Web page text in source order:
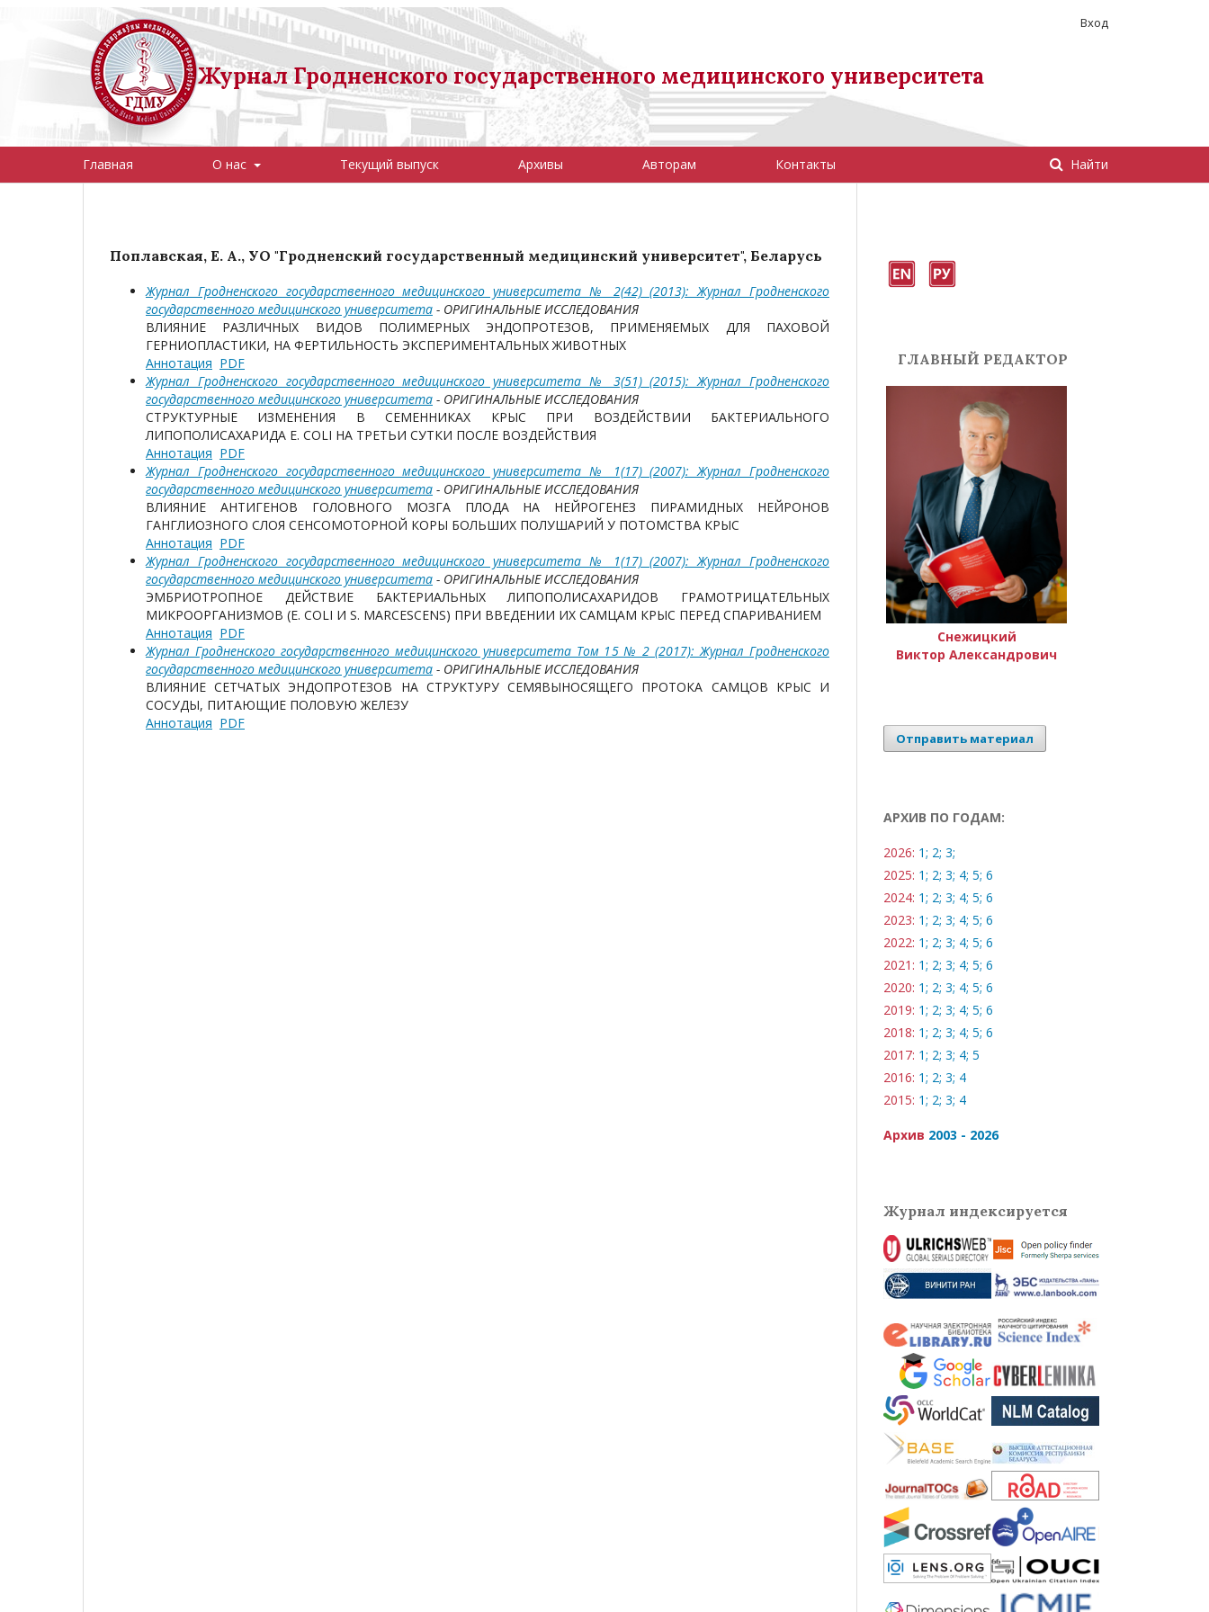
Журнал Гродненского государственного медицинского университета
Главная О нас Текущий выпуск Архивы Авторам Контакты Найти
Вход
Поплавская, Е. А., УО "Гродненский государственный медицинский университет", Беларусь
Журнал Гродненского государственного медицинского университета № 2(42) (2013): Журнал Гродненского
государственного медицинского университета - ОРИГИНАЛЬНЫЕ ИССЛЕДОВАНИЯ
ВЛИЯНИЕ РАЗЛИЧНЫХ ВИДОВ ПОЛИМЕРНЫХ ЭНДОПРОТЕЗОВ, ПРИМЕНЯЕМЫХ ДЛЯ ПАХОВОЙ
ГЕРНИОПЛАСТИКИ, НА ФЕРТИЛЬНОСТЬ ЭКСПЕРИМЕНТАЛЬНЫХ ЖИВОТНЫХ
Аннотация PDF
Журнал Гродненского государственного медицинского университета № 3(51) (2015): Журнал Гродненского
государственного медицинского университета - ОРИГИНАЛЬНЫЕ ИССЛЕДОВАНИЯ
СТРУКТУРНЫЕ ИЗМЕНЕНИЯ В СЕМЕННИКАХ КРЫС ПРИ ВОЗДЕЙСТВИИ БАКТЕРИАЛЬНОГО
ЛИПОПОЛИСАХАРИДА E. COLI НА ТРЕТЬИ СУТКИ ПОСЛЕ ВОЗДЕЙСТВИЯ
Аннотация PDF
Журнал Гродненского государственного медицинского университета № 1(17) (2007): Журнал Гродненского
государственного медицинского университета - ОРИГИНАЛЬНЫЕ ИССЛЕДОВАНИЯ
ВЛИЯНИЕ АНТИГЕНОВ ГОЛОВНОГО МОЗГА ПЛОДА НА НЕЙРОГЕНЕЗ ПИРАМИДНЫХ НЕЙРОНОВ
ГАНГЛИОЗНОГО СЛОЯ СЕНСОМОТОРНОЙ КОРЫ БОЛЬШИХ ПОЛУШАРИЙ У ПОТОМСТВА КРЫС
Аннотация PDF
Журнал Гродненского государственного медицинского университета № 1(17) (2007): Журнал Гродненского
государственного медицинского университета - ОРИГИНАЛЬНЫЕ ИССЛЕДОВАНИЯ
ЭМБРИОТРОПНОЕ ДЕЙСТВИЕ БАКТЕРИАЛЬНЫХ ЛИПОПОЛИСАХАРИДОВ ГРАМОТРИЦАТЕЛЬНЫХ
МИКРООРГАНИЗМОВ (Е. СOLI И S. MARCESCENS) ПРИ ВВЕДЕНИИ ИХ САМЦАМ КРЫС ПЕРЕД СПАРИВАНИЕМ
Аннотация PDF
Журнал Гродненского государственного медицинского университета Том 15 № 2 (2017): Журнал Гродненского
государственного медицинского университета - ОРИГИНАЛЬНЫЕ ИССЛЕДОВАНИЯ
ВЛИЯНИЕ СЕТЧАТЫХ ЭНДОПРОТЕЗОВ НА СТРУКТУРУ СЕМЯВЫНОСЯЩЕГО ПРОТОКА САМЦОВ КРЫС И
СОСУДЫ, ПИТАЮЩИЕ ПОЛОВУЮ ЖЕЛЕЗУ
Аннотация PDF
ГЛАВНЫЙ РЕДАКТОР
Снежицкий
Виктор Александрович
Отправить материал
АРХИВ ПО ГОДАМ:
2026: 1; 2; 3;
2025: 1; 2; 3; 4; 5; 6
2024: 1; 2; 3; 4; 5; 6
2023: 1; 2; 3; 4; 5; 6
2022: 1; 2; 3; 4; 5; 6
2021: 1; 2; 3; 4; 5; 6
2020: 1; 2; 3; 4; 5; 6
2019: 1; 2; 3; 4; 5; 6
2018: 1; 2; 3; 4; 5; 6
2017: 1; 2; 3; 4; 5
2016: 1; 2; 3; 4
2015: 1; 2; 3; 4
Архив 2003 - 2026
Журнал индексируется